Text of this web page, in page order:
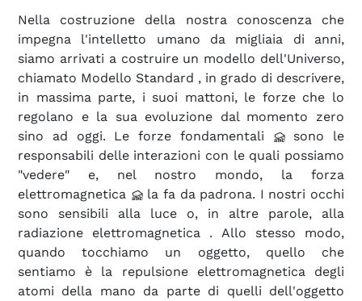
Nella costruzione della nostra conoscenza che
impegna l'intelletto umano da migliaia di anni,
siamo arrivati a costruire un modello dell'Universo,
chiamato Modello Standard , in grado di descrivere,
in massima parte, i suoi mattoni, le forze che lo
regolano e la sua evoluzione dal momento zero
sino ad oggi. Le forze fondamentali
sono le
responsabili delle interazioni con le quali possiamo
"vedere" e, nel nostro mondo, la forza
elettromagnetica
la fa da padrona. I nostri occhi
sono sensibili alla luce o, in altre parole, alla
radiazione elettromagnetica . Allo stesso modo,
quando tocchiamo un oggetto, quello che
sentiamo è la repulsione elettromagnetica degli
atomi della mano da parte di quelli dell'oggetto